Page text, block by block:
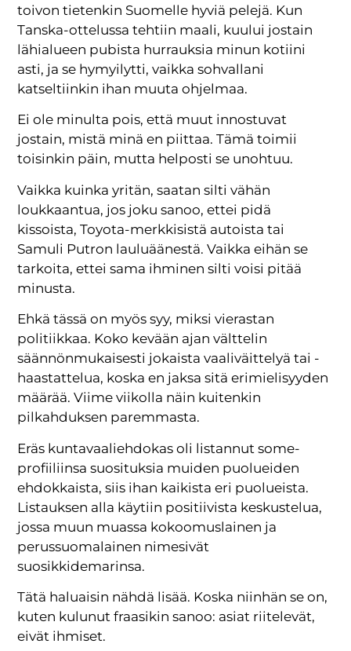
toivon tietenkin Suomelle hyviä pelejä. Kun
Tanska-ottelussa tehtiin maali, kuului jostain
lähialueen pubista hurrauksia minun kotiini
asti, ja se hymyilytti, vaikka sohvallani
katseltiinkin ihan muuta ohjelmaa.
Ei ole minulta pois, että muut innostuvat
jostain, mistä minä en piittaa. Tämä toimii
toisinkin päin, mutta helposti se unohtuu.
Vaikka kuinka yritän, saatan silti vähän
loukkaantua, jos joku sanoo, ettei pidä
kissoista, Toyota-merkkisistä autoista tai
Samuli Putron lauluäänestä. Vaikka eihän se
tarkoita, ettei sama ihminen silti voisi pitää
minusta.
Ehkä tässä on myös syy, miksi vierastan
politiikkaa. Koko kevään ajan välttelin
säännönmukaisesti jokaista vaaliväittelyä tai -
haastattelua, koska en jaksa sitä erimielisyyden
määrää. Viime viikolla näin kuitenkin
pilkahduksen paremmasta.
Eräs kuntavaaliehdokas oli listannut some­
profiiliinsa suosituksia muiden puolueiden
ehdokkaista, siis ihan kaikista eri puolueista.
Listauksen alla käytiin positiivista keskustelua,
jossa muun muassa kokoomuslainen ja
perussuomalainen nimesivät
suosikkidemarinsa.
Tätä haluaisin nähdä lisää. Koska niinhän se on,
kuten kulunut fraasikin sanoo: asiat riitelevät,
eivät ihmiset.